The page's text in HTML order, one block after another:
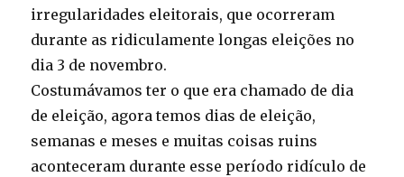
irregularidades eleitorais, que ocorreram
durante as ridiculamente longas eleições no
dia 3 de novembro.
Costumávamos ter o que era chamado de dia
de eleição, agora temos dias de eleição,
semanas e meses e muitas coisas ruins
aconteceram durante esse período ridículo de